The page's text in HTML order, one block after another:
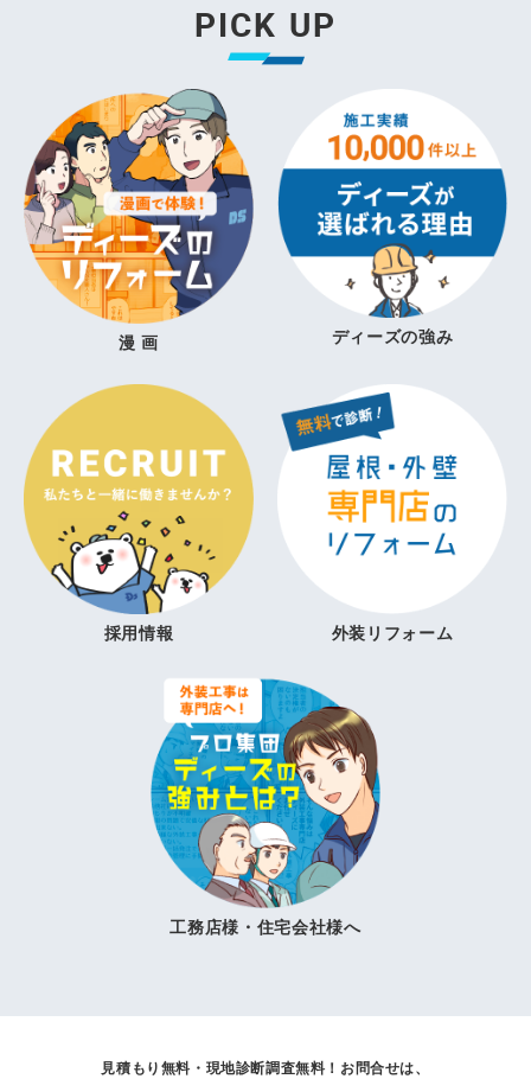
PICK UP
漫 画 ディーズの強み
採用情報 外装リフォーム
工務店様・住宅会社様へ
見積もり無料・現地診断調査無料！ お問合せは、